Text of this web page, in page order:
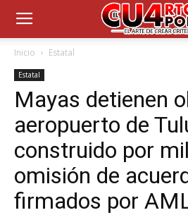
Inicio Estatal
Estatal
Mayas detienen
aeropuerto de
construido por
omisión de
firmados por